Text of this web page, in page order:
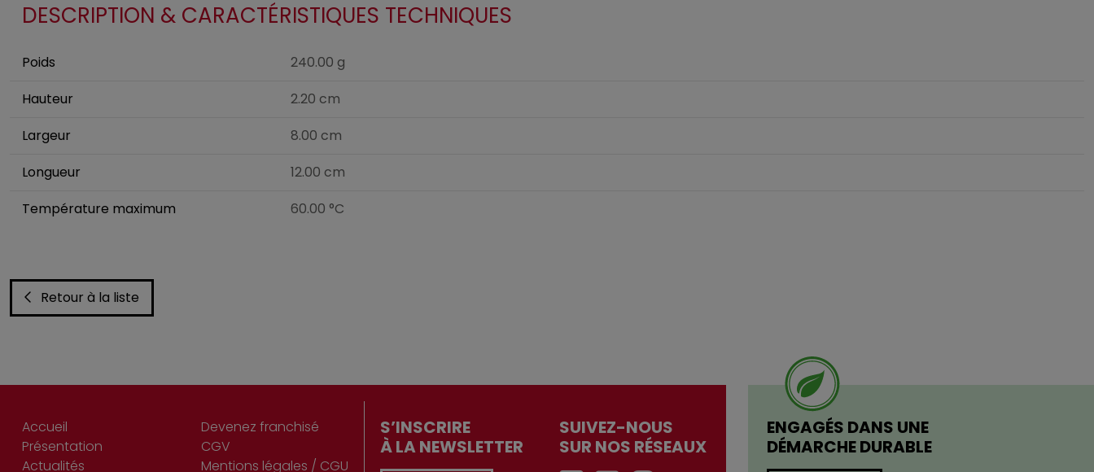
DESCRIPTION & CARACTÉRISTIQUES TECHNIQUES
Poids
240.00 g
Hauteur
2.20 cm
Largeur
8.00 cm
Longueur
12.00 cm
Température maximum
60.00 °C
Retour à la liste
ENGAGÉS DANS UNE
DÉMARCHE DURABLE
Accueil
Présentation
Actualités
Devenez franchisé
CGV
Mentions légales / CGU
S’INSCRIRE
À LA NEWSLETTER
SUIVEZ-NOUS
SUR NOS RÉSEAUX